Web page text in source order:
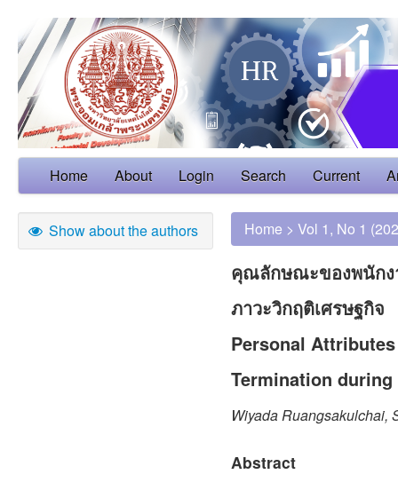
Home About Login Search Current
Show about the authors Home > Vol 1, No 1
คุณลักษณะของพนักง
ภาวะวิกฤติเศรษฐกิจ
Personal
Termination
Wiyada Ruangsakulchai,
Abstract